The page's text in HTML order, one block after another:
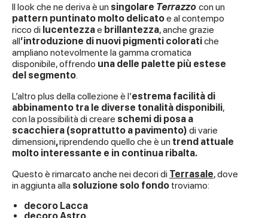
Il look che ne deriva è un singolare Terrazzo con un
pattern puntinato molto delicatoe al contempo
ricco di lucentezzae brillantezza, anche grazie
all’introduzione di nuovi pigmenti coloratiche
ampliano notevolmente la gamma cromatica
disponibile, offrendo una delle palette più estese
del segmento
L’altro plus della collezione è l’estrema facilità di
abbinamento tra le diverse tonalità disponibili,
con la possibilità di creare schemi di posa a
scacchiera (soprattutto a pavimento) di varie
dimensioni,riprendendo quello che è un trend attuale
molto interessante e in continua ribalta.
Questo è rimarcato anche nei decori di Terrasale, dove
in aggiunta alla soluzione solo fondo troviamo:
decoro Lacca
decoro Astro